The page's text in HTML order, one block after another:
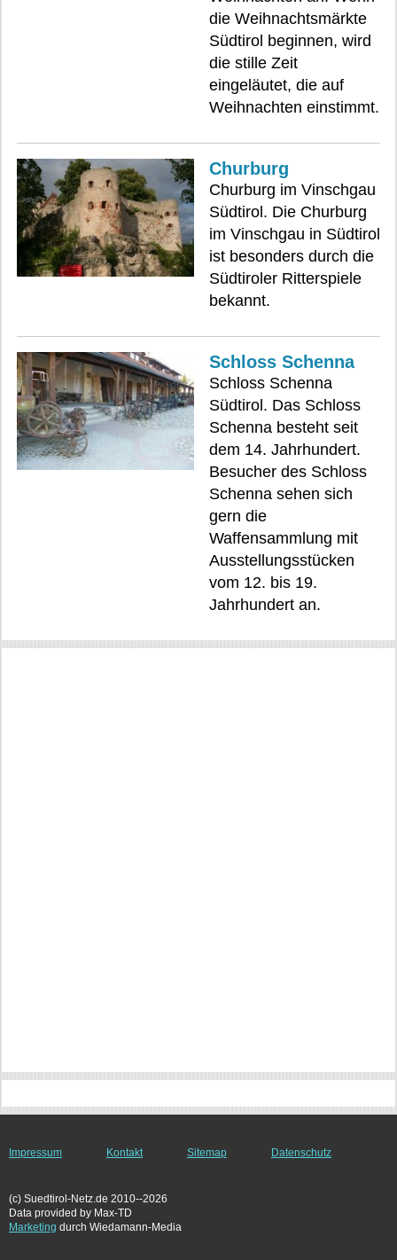
die Weihnachtsmärkte
Südtirol beginnen, wird
die stille Zeit
eingeläutet, die auf
Weihnachten einstimmt.
Churburg
Churburg im Vinschgau
Südtirol. Die Churburg
im Vinschgau in Südtirol
ist besonders durch die
Südtiroler Ritterspiele
bekannt.
Schloss Schenna
Schloss Schenna
Südtirol. Das Schloss
Schenna besteht seit
dem 14. Jahrhundert.
Besucher des Schloss
Schenna sehen sich
gern die
Waffensammlung mit
Ausstellungsstücken
vom 12. bis 19.
Jahrhundert an.
Impressum Kontakt Sitemap Datenschutz
(c) Suedtirol-Netz.de 2010--2026
Data provided by Max-TD
Marketing durch Wiedamann-Media